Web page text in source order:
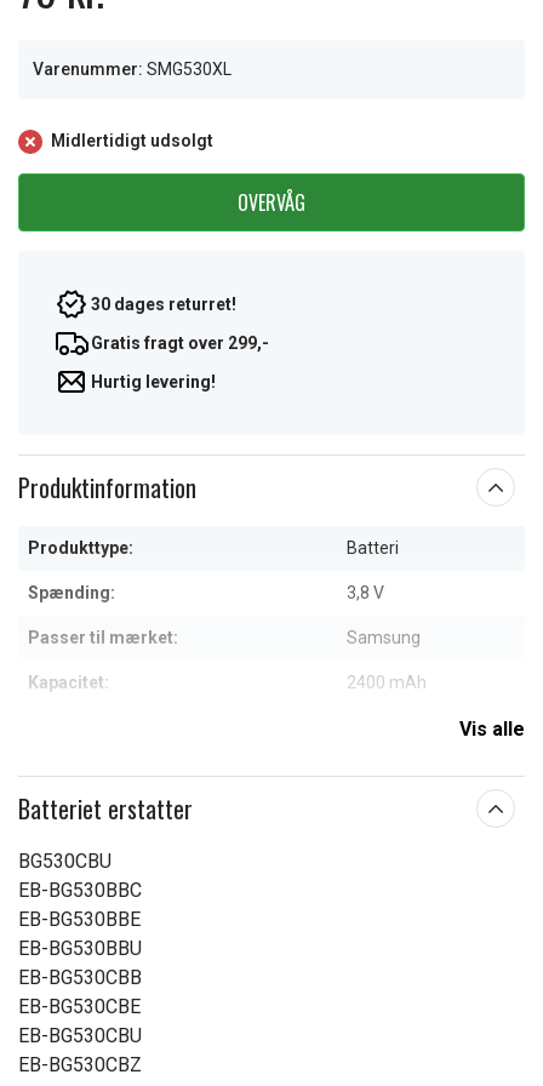
Varenummer: SMG530XL
Midlertidigt udsolgt
OVERVÅG
30 dages returret!
Gratis fragt over 299,-
Hurtig levering!
Produktinformation
Produkttype: Batteri
Spænding: 3,8 V
Passer til mærket: Samsung
Kapacitet: 2400 mAh
Vis alle
Batteriet erstatter
BG530CBU
EB-BG530BBC
EB-BG530BBE
EB-BG530BBU
EB-BG530CBB
EB-BG530CBE
EB-BG530CBU
EB-BG530CBZ